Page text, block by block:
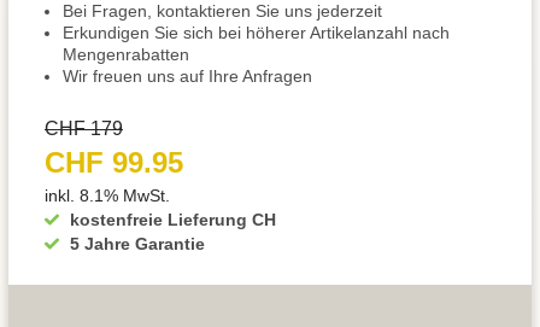
Bei Fragen, kontaktieren Sie uns jederzeit
Erkundigen Sie sich bei höherer Artikelanzahl nach
Mengenrabatten
Wir freuen uns auf Ihre Anfragen
kostenfreie Lieferung CH
5 Jahre Garantie
CHF 179
CHF 99.95
inkl. 8.1% MwSt.